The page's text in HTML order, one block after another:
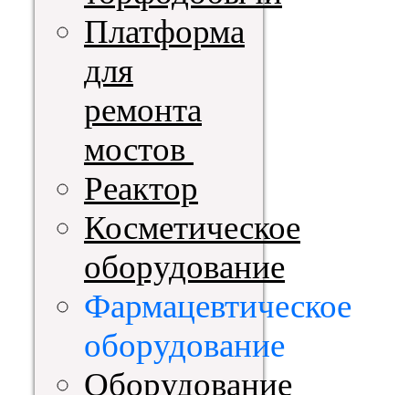
Платформа
для
ремонта
мостов
Реактор
Косметическое
оборудование
Фармацевтическое
оборудование
Оборудование